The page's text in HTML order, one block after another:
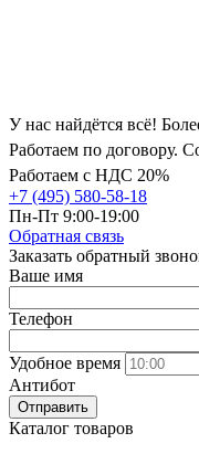
У нас найдётся всё!
Работаем по договору.
Работаем с НДС 20%
+7 (495) 580-58-18
Пн-Пт 9:00-19:00
Обратная связь
Заказать обратный
Ваше имя
Телефон
Удобное время
Антибот
Отправить
Каталог товаров